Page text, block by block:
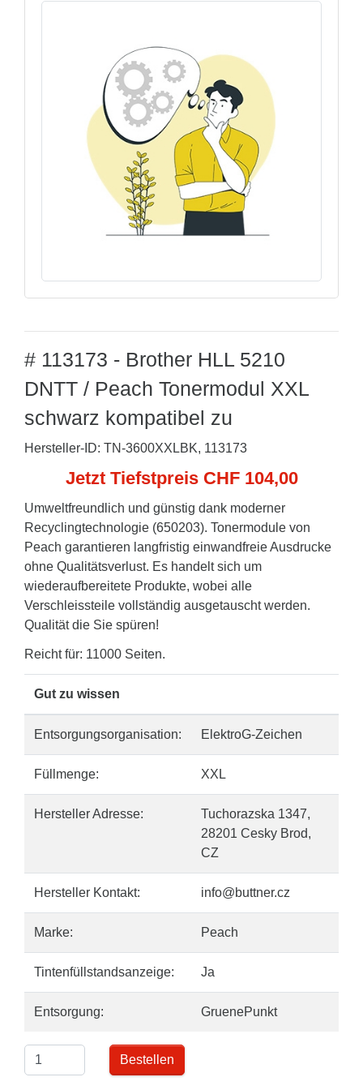
# 113173 - Brother HLL 5210
DNTT / Peach Tonermodul XXL
schwarz kompatibel zu
Hersteller-ID: TN-3600XXLBK, 113173
Jetzt Tiefstpreis CHF 104,00
Umweltfreundlich und günstig dank moderner
Recyclingtechnologie (650203). Tonermodule von
Peach garantieren langfristig einwandfreie Ausdrucke
ohne Qualitätsverlust. Es handelt sich um
wiederaufbereitete Produkte, wobei alle
Verschleissteile vollständig ausgetauscht werden.
Qualität die Sie spüren!
Reicht für: 11000 Seiten.
Gut zu wissen
Entsorgungsorganisation: ElektroG-Zeichen
Füllmenge: XXL
Hersteller Adresse:
Tuchorazska 1347,
28201 Cesky Brod,
CZ
Hersteller Kontakt: info@buttner.cz
Marke: Peach
Tintenfüllstandsanzeige: Ja
Entsorgung: GruenePunkt
Bestellen